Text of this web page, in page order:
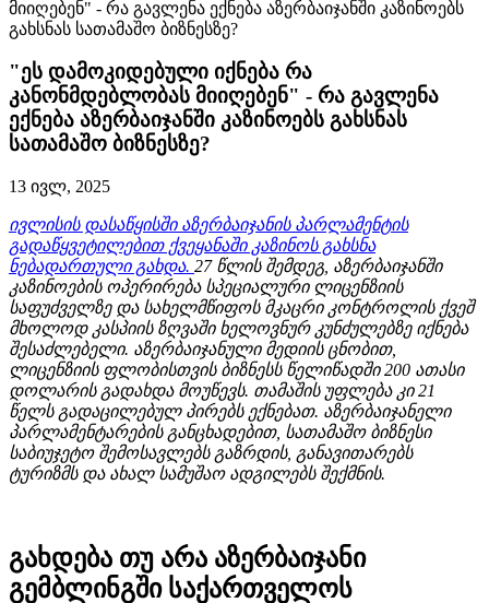
"ეს დამოკიდებული იქნება რა
კანონმდებლობას მიიღებენ" - რა გავლენა
ექნება აზერბაიჯანში კაზინოებს გახსნას
სათამაშო ბიზნესზე?
13 ივლ, 2025
ივლისის დასაწყისში აზერბაიჯანის პარლამენტის
გადაწყვეტილებით ქვეყანაში კაზინოს გახსნა
ნებადართული გახდა. 27 წლის შემდეგ, აზერბაიჯანში
კაზინოების ოპერირება სპეციალური ლიცენზიის
საფუძველზე და სახელმწიფოს მკაცრი კონტროლის ქვეშ
მხოლოდ კასპიის ზღვაში ხელოვნურ კუნძულებზე იქნება
შესაძლებელი. აზერბაიჯანული მედიის ცნობით,
ლიცენზიის ფლობისთვის ბიზნესს წელიწადში 200 ათასი
დოლარის გადახდა მოუწევს. თამაშის უფლება კი 21
წელს გადაცილებულ პირებს ექნებათ. აზერბაიჯანელი
პარლამენტარების განცხადებით, სათამაშო ბიზნესი
საბიუჯეტო შემოსავლებს გაზრდის, განავითარებს
ტურიზმს და ახალ სამუშაო ადგილებს შექმნის.
გახდება თუ არა აზერბაიჯანი
გემბლინგში საქართველოს